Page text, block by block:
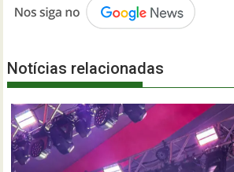
Notícias relacionadas